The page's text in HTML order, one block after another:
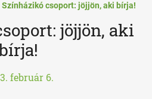
Színházikó csoport: jöjjön, aki bírja!
jöjjön, aki
február 6.